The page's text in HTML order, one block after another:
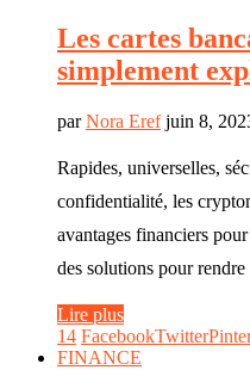
Les cartes
simplement
parNora Eref juin 8,
Rapides, universelles,
confidentialité, les
avantages financiers
des solutions pour
Lire plus
14 FacebookTwitter
FINANCE